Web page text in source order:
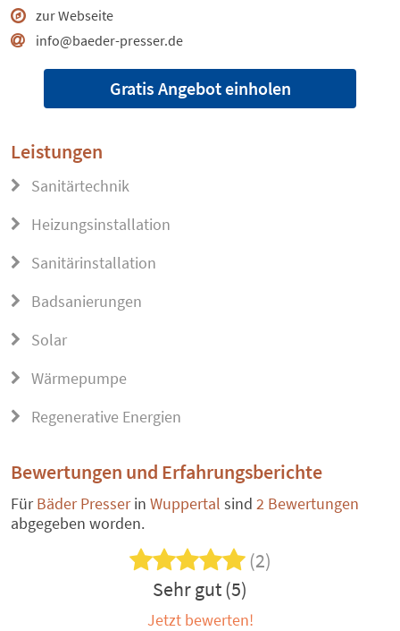
zur Webseite
info@baeder-presser.de
Gratis Angebot einholen
Leistungen
Sanitärtechnik
Heizungsinstallation
Sanitärinstallation
Badsanierungen
Solar
Wärmepumpe
Regenerative Energien
Bewertungen und Erfahrungsberichte
FürBäder Presserin Wuppertal sind 2 Bewertungen
abgegeben worden.
(2)
Sehr gut (5)
Jetzt bewerten!